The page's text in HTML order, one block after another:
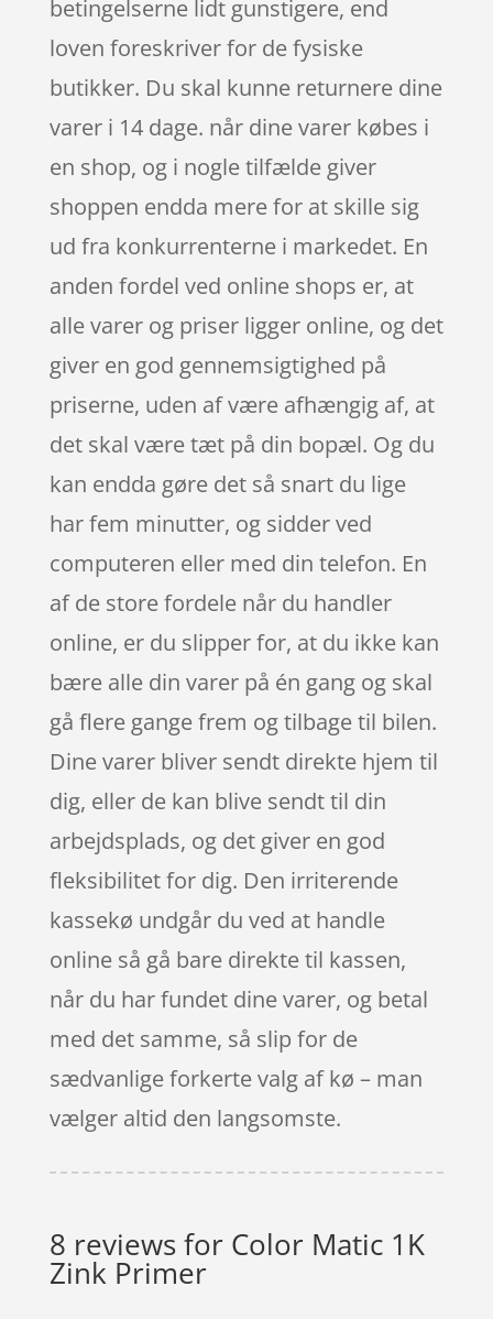
betingelserne lidt gunstigere, end
loven foreskriver for de fysiske
butikker. Du skal kunne returnere dine
varer i 14 dage. når dine varer købes i
en shop, og i nogle tilfælde giver
shoppen endda mere for at skille sig
ud fra konkurrenterne i markedet. En
anden fordel ved online shops er, at
alle varer og priser ligger online, og det
giver en god gennemsigtighed på
priserne, uden af være afhængig af, at
det skal være tæt på din bopæl. Og du
kan endda gøre det så snart du lige
har fem minutter, og sidder ved
computeren eller med din telefon. En
af de store fordele når du handler
online, er du slipper for, at du ikke kan
bære alle din varer på én gang og skal
gå flere gange frem og tilbage til bilen.
Dine varer bliver sendt direkte hjem til
dig, eller de kan blive sendt til din
arbejdsplads, og det giver en god
fleksibilitet for dig. Den irriterende
kassekø undgår du ved at handle
online så gå bare direkte til kassen,
når du har fundet dine varer, og betal
med det samme, så slip for de
sædvanlige forkerte valg af kø – man
vælger altid den langsomste.
8 reviews for Color Matic 1K
Zink Primer